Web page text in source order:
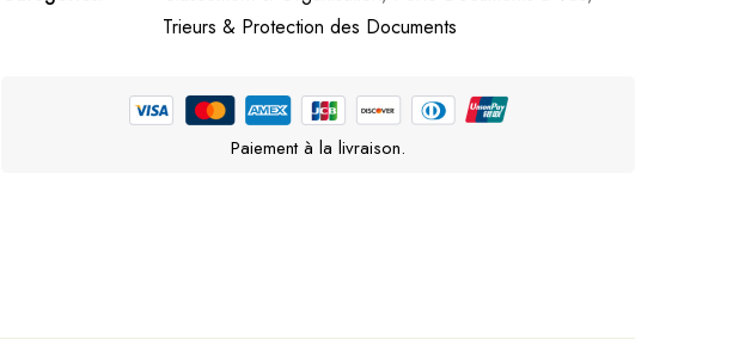
Trieurs & Protection des Documents
Paiement à la livraison.